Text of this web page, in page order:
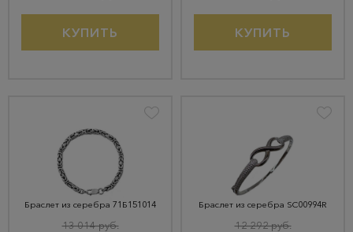
КУПИТЬ КУПИТЬ
Браслет из серебра 71Б151014
13 014 руб.
Браслет из серебра SC00994R
12 292 руб.